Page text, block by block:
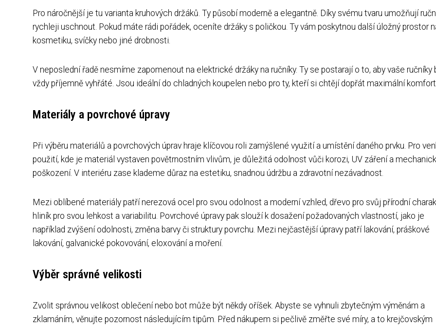
Pro náročnější je tu varianta kruhových držáků. Ty působí moderně a elegantně. Díky svému tvaru umožňují
rychleji uschnout. Pokud máte rádi pořádek, oceníte držáky s poličkou. Ty vám poskytnou další úložný prostor
kosmetiku, svíčky nebo jiné drobnosti.
V neposlední řadě nesmíme zapomenout na elektrické držáky na ručníky. Ty se postarají o to, aby vaše ručníky
vždy příjemně vyhřáté. Jsou ideální do chladných koupelen nebo pro ty, kteří si chtějí dopřát maximální komfort.
Materiály a povrchové úpravy
Při výběru materiálů a povrchových úprav hraje klíčovou roli zamýšlené využití a umístění daného prvku. Pro
použití, kde je materiál vystaven povětrnostním vlivům, je důležitá odolnost vůči korozi, UV záření a
poškození. V interiéru zase klademe důraz na estetiku, snadnou údržbu a zdravotní nezávadnost.
Mezi oblíbené materiály patří nerezová ocel pro svou odolnost a moderní vzhled, dřevo pro svůj přírodní
hliník pro svou lehkost a variabilitu. Povrchové úpravy pak slouží k dosažení požadovaných vlastností, jako je
například zvýšení odolnosti, změna barvy či struktury povrchu. Mezi nejčastější úpravy patří lakování, práškové
lakování, galvanické pokovování, eloxování a moření.
Výběr správné velikosti
Zvolit správnou velikost oblečení nebo bot může být někdy oříšek. Abyste se vyhnuli zbytečným výměnám a
zklamáním, věnujte pozornost následujícím tipům. Před nákupem si pečlivě změřte své míry, a to krejčovským